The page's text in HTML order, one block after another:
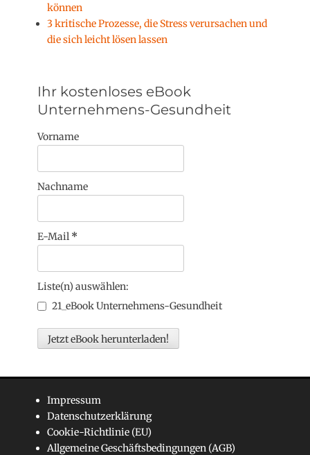
können
3 kritische Prozesse, die Stress verursachen und
die sich leicht lösen lassen
Ihr kostenloses eBook
Unternehmens-Gesundheit
Vorname
Nachname
E-Mail *
Liste(n) auswählen:
21_eBook Unternehmens-Gesundheit
Impressum
Datenschutzerklärung
Cookie-Richtlinie (EU)
Allgemeine Geschäftsbedingungen (AGB)